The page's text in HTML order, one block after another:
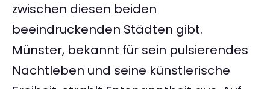
zwischen diesen beiden
beeindruckenden Städten gibt.
Münster, bekannt für sein pulsierendes
Nachtleben und seine künstlerische